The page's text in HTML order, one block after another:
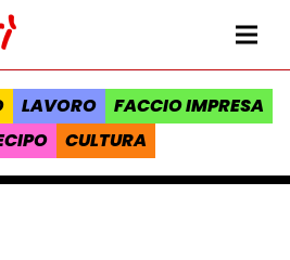
della Regione Toscana
LAVORO
FACCIO IMPRESA
CULTURA